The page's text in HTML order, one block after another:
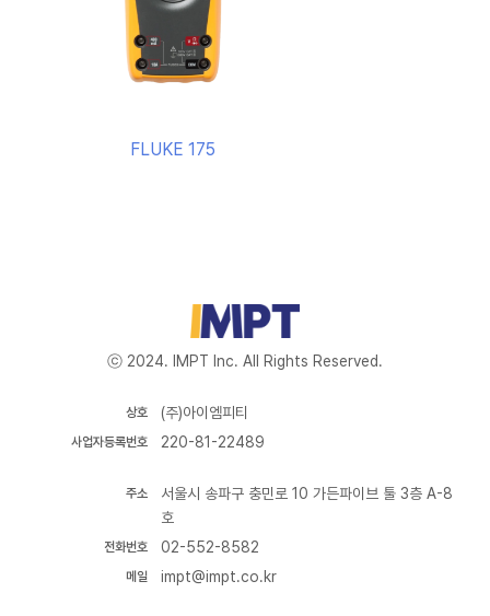
FLUKE 175
ⓒ 2024. IMPT Inc. All Rights Reserved.
(주)아이엠피티
상호
사업자등록번호
220-81-22489
주소
서울시 송파구 충민로 10 가든파이브 툴 3층 A-8
호
전화번호 02-552-8582
메일 impt@impt.co.kr